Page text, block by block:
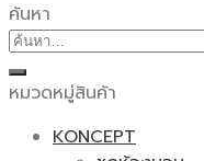
ค้นหา
ค้นหา:
หมวดหมู่สินค้า
KONCEPT